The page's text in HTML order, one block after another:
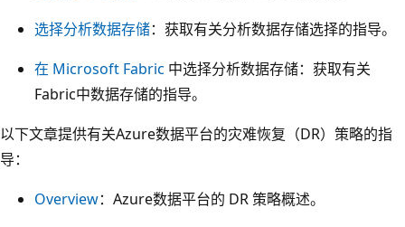
、
“
选择分析数据存储：获取有关分析数据存储选择的指导。
在 Microsoft Fabric 中选择分析数据存储：获取有关
Fabric中数据存储的指导。
以下文章提供有关Azure数据平台的灾难恢复（DR）策略的指
导：
Overview：Azure数据平台的 DR 策略概述。